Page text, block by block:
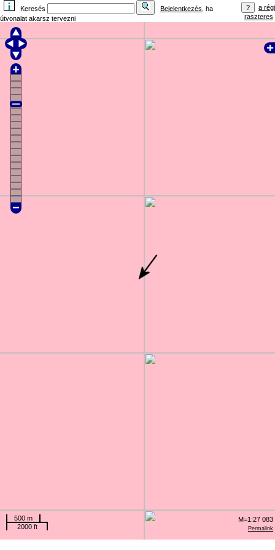
Keresés Bejelentkezés , ha
útvonalat akarsz tervezni
a régi
raszteres
Permalink
500 m
2000 ft
M=1:27 083